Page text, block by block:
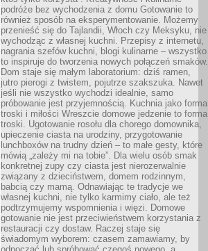
podróże bez wychodzenia z domu Gotowanie to
również sposób na eksperymentowanie. Możemy
przenieść się do Tajlandii, Włoch czy Meksyku, nie
wychodząc z własnej kuchni. Przepisy z internetu,
nagrania szefów kuchni, blogi kulinarne – wszystko
to inspiruje do tworzenia nowych połączeń smaków.
Dom staje się małym laboratorium: dziś ramen,
jutro pierogi z twistem, pojutrze szakszuka. Nawet
jeśli nie wszystko wychodzi idealnie, samo
próbowanie jest przyjemnością. Kuchnia jako forma
troski i miłości Wreszcie domowe jedzenie to forma
troski. Ugotowanie rosołu dla chorego domownika,
upieczenie ciasta na urodziny, przygotowanie
lunchboxów na trudny dzień – to małe gesty, które
mówią „zależy mi na tobie”. Dla wielu osób smak
konkretnej zupy czy ciasta jest nierozerwalnie
związany z dzieciństwem, domem rodzinnym,
babcią czy mamą. Odnawiając te tradycje we
własnej kuchni, nie tylko karmimy ciało, ale też
podtrzymujemy wspomnienia i więzi. Domowe
gotowanie nie jest przeciwieństwem korzystania z
restauracji czy dostaw. Raczej staje się
świadomym wyborem: czasem zamawiamy, by